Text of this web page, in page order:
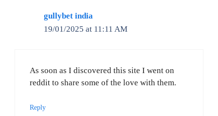
gullybet india
19/01/2025 at 11:11 AM
As soon as I discovered this site I went on
reddit to share some of the love with them.
Reply